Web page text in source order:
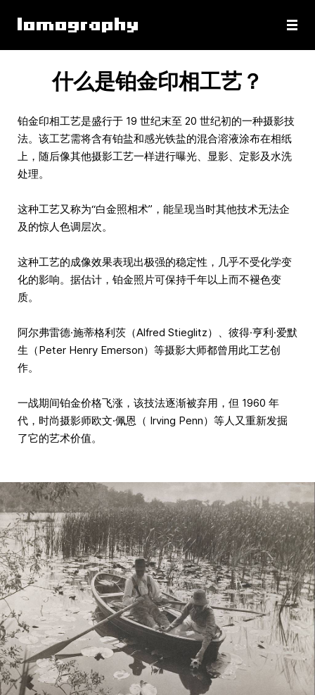
什么是铂金印相工艺？
铂金印相工艺是盛行于 19 世纪末至 20 世纪初的一种摄影技
法。该工艺需将含有铂盐和感光铁盐的混合溶液涂布在相纸
上，随后像其他摄影工艺一样进行曝光、显影、定影及水洗
处理。
这种工艺又称为“白金照相术”，能呈现当时其他技术无法企
及的惊人色调层次。
这种工艺的成像效果表现出极强的稳定性，几乎不受化学变
化的影响。据估计，铂金照片可保持千年以上而不褪色变
质。
阿尔弗雷德·施蒂格利茨（Alfred Stieglitz）、彼得·亨利·爱默
生（Peter Henry Emerson）等摄影大师都曾用此工艺创
作。
一战期间铂金价格飞涨，该技法逐渐被弃用，但 1960 年
代，时尚摄影师欧文·佩恩（ Irving Penn）等人又重新发掘
了它的艺术价值。